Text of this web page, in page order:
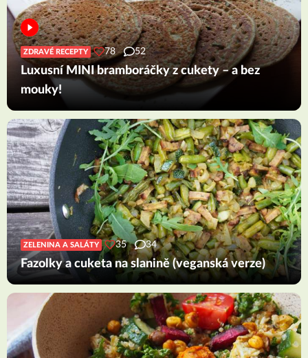
ZDRAVÉ RECEPTY 78 52
Luxusní MINI bramboráčky z cukety – a bez
mouky!
ZELENINA A SALÁTY 35 34
Fazolky a cuketa na slanině (veganská verze)